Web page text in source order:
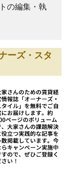
の編集・執
ーズ・スタ